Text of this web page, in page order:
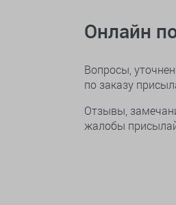
Онлайн
Вопросы,
по заказу
Отзывы,
жалобы